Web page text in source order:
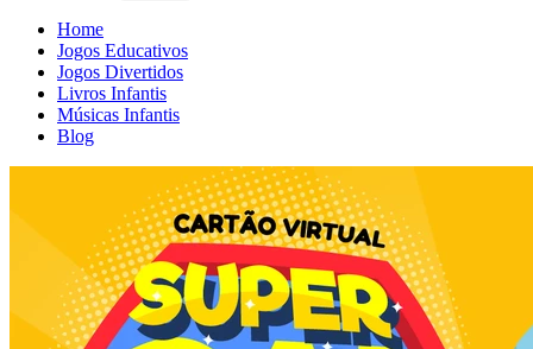
Home
Jogos Educativos
Jogos Divertidos
Livros Infantis
Músicas Infantis
Blog